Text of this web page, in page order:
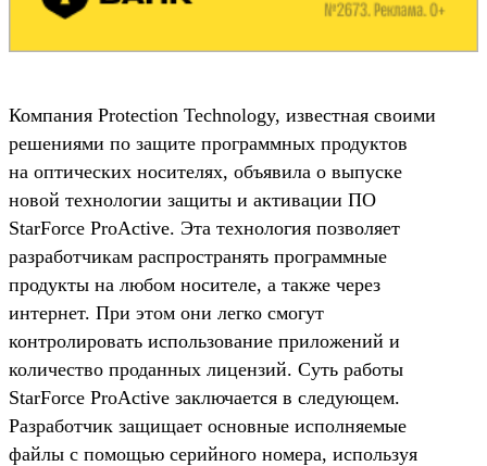
Компания Protection Technology, известная своими
решениями по защите программных продуктов
на оптических носителях, объявила о выпуске
новой технологии защиты и активации ПО
StarForce ProActive. Эта технология позволяет
разработчикам распространять программные
продукты на любом носителе, а также через
интернет. При этом они легко смогут
контролировать использование приложений и
количество проданных лицензий. Суть работы
StarForce ProActive заключается в следующем.
Разработчик защищает основные исполняемые
файлы с помощью серийного номера, используя